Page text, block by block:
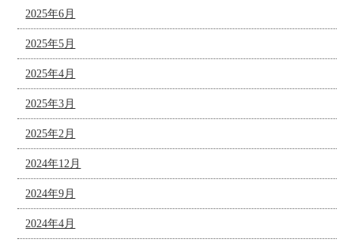
2025年6月
2025年5月
2025年4月
2025年3月
2025年2月
2024年12月
2024年9月
2024年4月